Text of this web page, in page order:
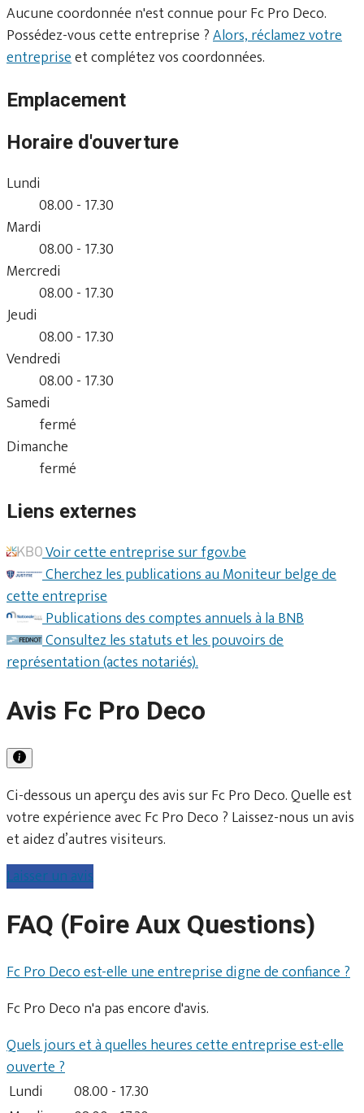
Aucune coordonnée n'est connue pour Fc Pro Deco.
Possédez-vous cette entreprise ?Alors, réclamez votre
entrepriseet complétez vos coordonnées.
Emplacement
Horaire d'ouverture
Lundi
08.00 - 17.30
Mardi
08.00 - 17.30
Mercredi
08.00 - 17.30
Jeudi
08.00 - 17.30
Vendredi
08.00 - 17.30
Samedi
fermé
Dimanche
fermé
Liens externes
Voir cette entreprise sur fgov.be
Cherchez les publications au Moniteur belge de
cette entreprise
Publications des comptes annuels à la BNB
Consultez les statuts et les pouvoirs de
représentation (actes notariés).
Avis Fc Pro Deco
Ci-dessous un aperçu des avis sur Fc Pro Deco. Quelle est
votre expérience avec Fc Pro Deco ? Laissez-nous un avis
et aidez d’autres visiteurs.
Laisser un avis
FAQ (Foire Aux Questions)
Fc Pro Deco est-elle une entreprise digne de confiance ?
Fc Pro Deco n'a pas encore d'avis.
Quels jours et à quelles heures cette entreprise est-elle
ouverte ?
Lundi
08.00 - 17.30